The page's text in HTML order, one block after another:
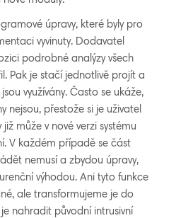
úpravy, které byly pro
vyvinuty. Dodavatel
podrobné analýzy všech
Pak je stačí jednotlivě projít a
využívány. Často se ukáže,
nejsou, přestože si je uživatel
již může v nové verzi systému
V každém případě se část
nemusí a zbydou úpravy,
výhodou. Ani tyto funkce
ale transformujeme je do
nahradit původní intrusivní